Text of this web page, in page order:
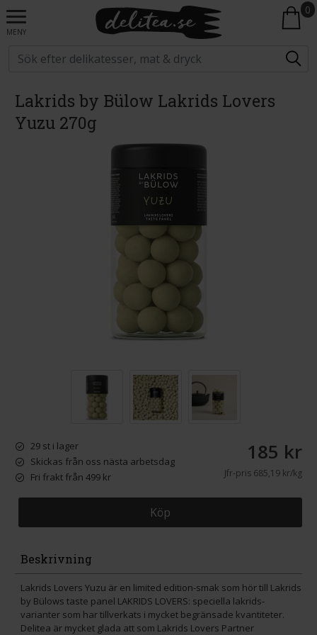
MENY
0
Lakrids by Bülow Lakrids Lovers
Yuzu 270g
29 st i lager
Skickas från oss nästa arbetsdag
Fri frakt från 499 kr
185 kr
Jfr-pris685,19 kr/kg
Köp
Beskrivning
Lakrids Lovers Yuzu är en limited edition-smak som hör till Lakrids
by Bülows taste panel LAKRIDS LOVERS: speciella lakrids-
varianter som har tillverkats i mycket begränsade kvantiteter.
Delitea är mycket glada att som Lakrids Lovers Partner